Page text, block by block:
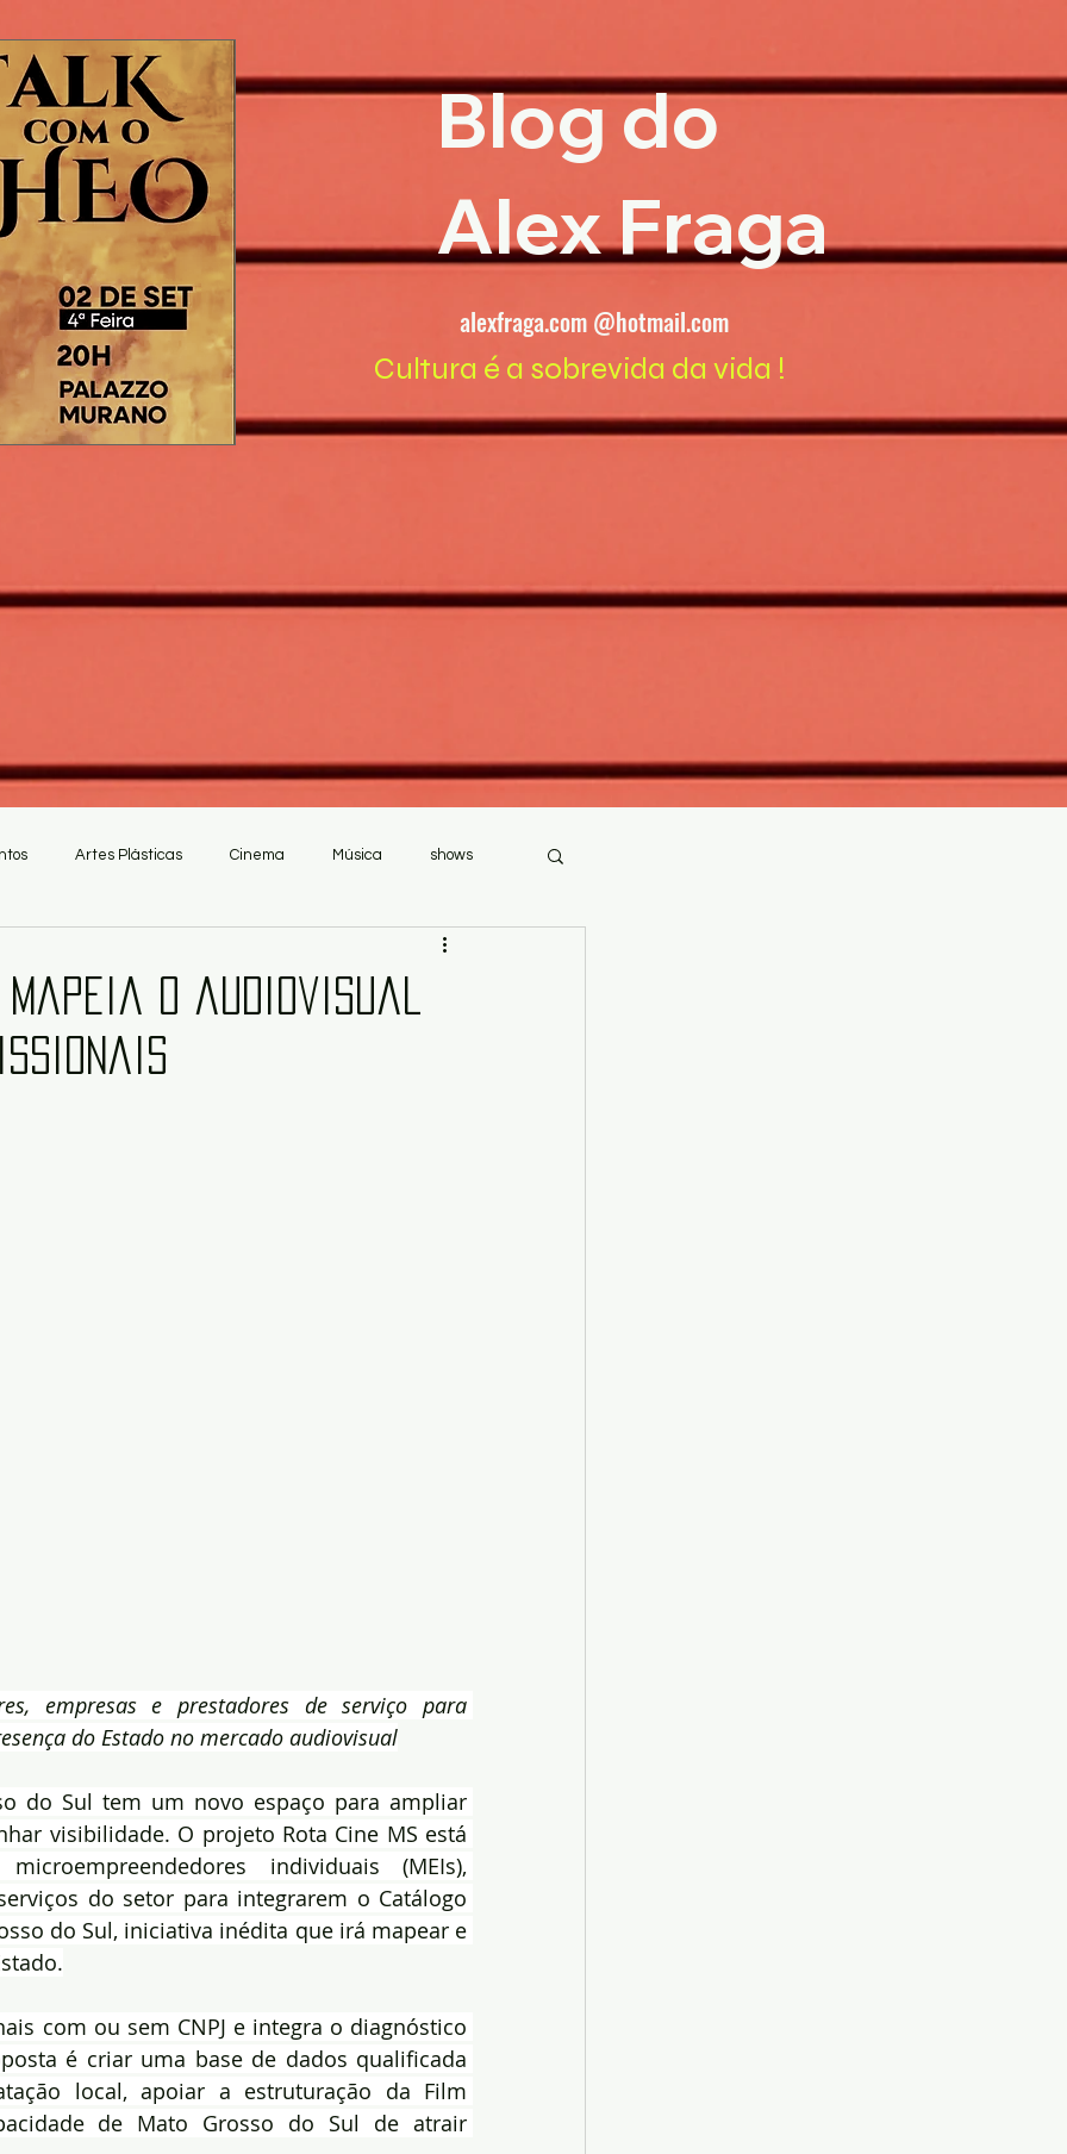
Blog do
Alex Fraga
alexfraga.com @hotmail.com
Cultura é a sobrevida da vida !
Artes Plásticas Cinema Música shows
mapeia o audiovisual
empresas e prestadores de serviço para
do Estado no mercado audiovisual
do Sul tem um novo espaço para ampliar
visibilidade. O projeto Rota Cine MS está
individuais (MEIs),
do setor para integrarem o Catálogo
do Sul, iniciativa inédita que irá mapear e
com ou sem CNPJ e integra o diagnóstico
é criar uma base de dados qualificada
local, apoiar a estruturação da Film
de Mato Grosso do Sul de atrair